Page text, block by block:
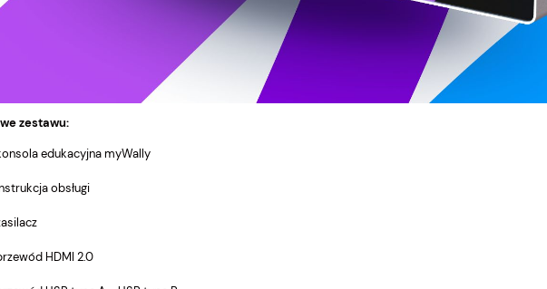
zestawu:
edukacyjna myWally
obsługi
HDMI 2.0